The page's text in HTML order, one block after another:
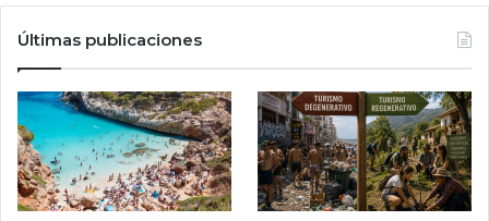
Últimas publicaciones